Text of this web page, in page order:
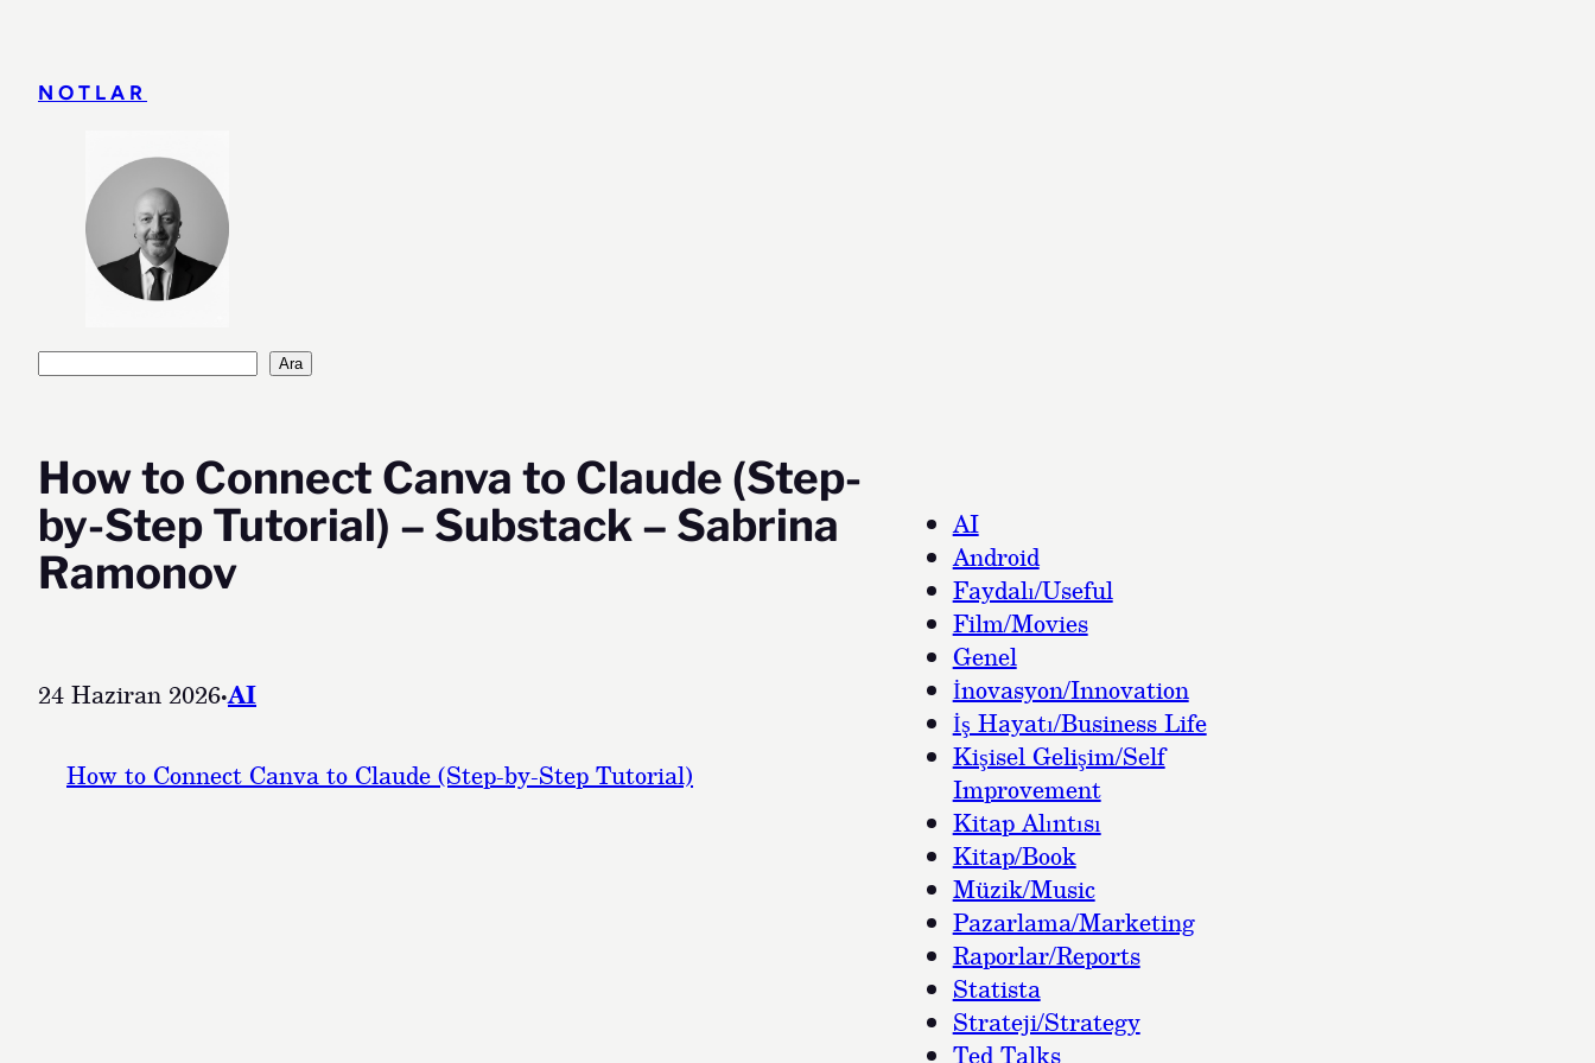
NOTLAR
Ara Ara
How to Connect Canva to Claude (Step-
by-Step Tutorial) – Substack – Sabrina
Ramonov
24 Haziran 2026·AI
How to Connect Canva to Claude (Step-by-Step Tutorial)
AI
Android
Faydalı/Useful
Film/Movies
Genel
İnovasyon/Innovation
İş Hayatı/Business Life
Kişisel Gelişim/Self
Improvement
Kitap Alıntısı
Kitap/Book
Müzik/Music
Pazarlama/Marketing
Raporlar/Reports
Statista
Strateji/Strategy
Ted Talks